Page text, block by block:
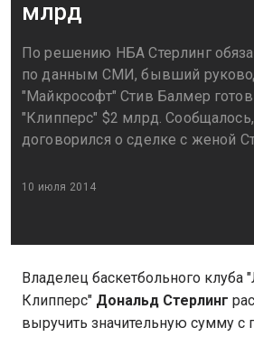
млрд
По решению НБА Стерлинг
по данным СМИ, бывший
"Майкрософт" Стив Балмер готов
"Клипперс" $2 млрд.
договорился о сделке с женой
10 июля 2014
Владелец баскетбольного
Клипперс" Дональд Стерлинг
выручить значительную сумму с